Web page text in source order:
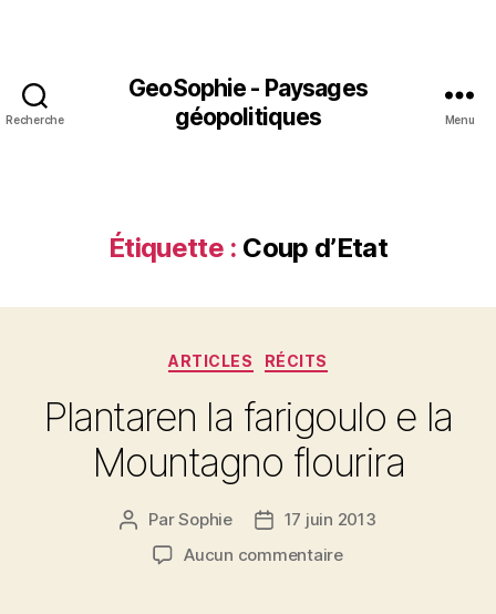
Recherche
GeoSophie - Paysages
géopolitiques
Menu
Étiquette : Coup d’Etat
Catégories
ARTICLES RÉCITS
Plantaren la farigoulo e la
Mountagno flourira
Auteur
l’article
ParSophie
Date17 juin 2013
Aucun commentairesur